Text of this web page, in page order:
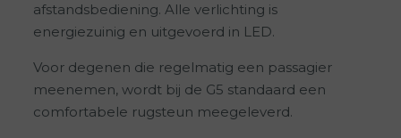
afstandsbediening. Alle verlichting is
energiezuinig en uitgevoerd in LED.
Voor degenen die regelmatig een passagier
meenemen, wordt bij de G5 standaard een
comfortabele rugsteun meegeleverd.